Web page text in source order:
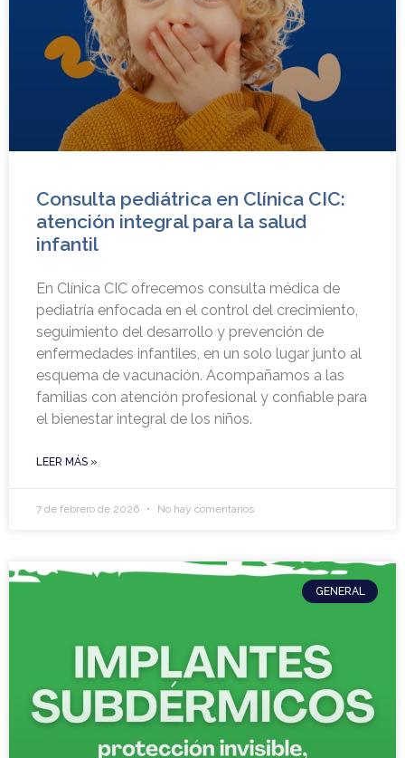
Consulta pediátrica en Clínica CIC:
atención integral para la salud
infantil
En Clínica CIC ofrecemos consulta médica de
pediatría enfocada en el control del crecimiento,
seguimiento del desarrollo y prevención de
enfermedades infantiles, en un solo lugar junto al
esquema de vacunación. Acompañamos a las
familias con atención profesional y confiable para
el bienestar integral de los niños.
LEER MÁS »
7 de febrero de 2026 No hay comentarios
GENERAL